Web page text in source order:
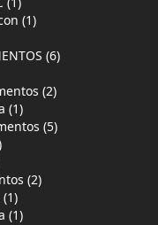
(1)
(6)
(2)
(1)
(5)
(2)
(1)